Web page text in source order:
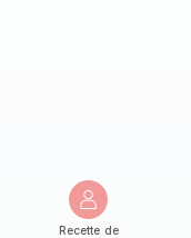
Recette de